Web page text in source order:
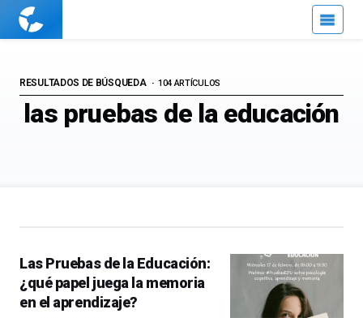
Cuaderno
las pruebas de la educación
RESULTADOS DE BÚSQUEDA 104 ARTÍCULOS
Las Pruebas de la Educación:
¿qué papel juega la memoria
en el aprendizaje?